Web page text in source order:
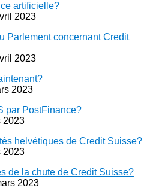
artificielle?
2023
Parlement concernant Credit
2023
2023
par PostFinance?
2023
helvétiques de Credit Suisse?
2023
de la chute de Credit Suisse?
2023